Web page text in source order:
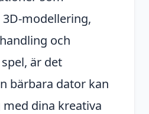
modellering,
och
är det
bärbara dator kan
dina kreativa